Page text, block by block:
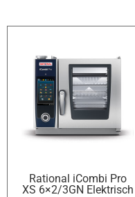
Rational iCombi Pro
XS 6×2/3GN Elektrisch